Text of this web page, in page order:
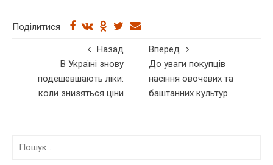
Поділитися
Назад
В Україні знову
подешевшають ліки:
коли знизяться ціни
Вперед
До уваги покупців
насіння овочевих та
баштанних культур